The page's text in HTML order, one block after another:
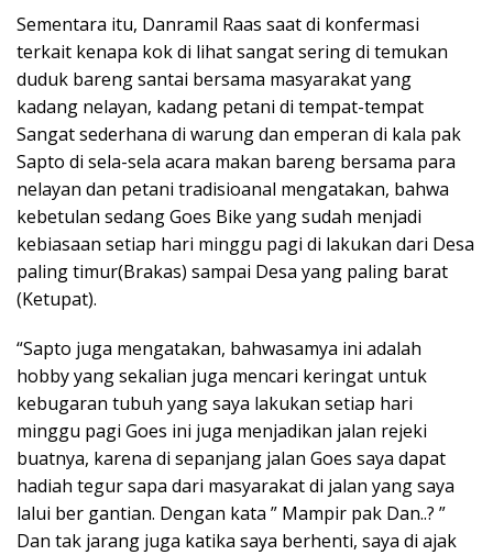
Sementara itu, Danramil Raas saat di konfermasi
terkait kenapa kok di lihat sangat sering di temukan
duduk bareng santai bersama masyarakat yang
kadang nelayan, kadang petani di tempat-tempat
Sangat sederhana di warung dan emperan di kala pak
Sapto di sela-sela acara makan bareng bersama para
nelayan dan petani tradisioanal mengatakan, bahwa
kebetulan sedang Goes Bike yang sudah menjadi
kebiasaan setiap hari minggu pagi di lakukan dari Desa
paling timur(Brakas) sampai Desa yang paling barat
(Ketupat).
“Sapto juga mengatakan, bahwasamya ini adalah
hobby yang sekalian juga mencari keringat untuk
kebugaran tubuh yang saya lakukan setiap hari
minggu pagi Goes ini juga menjadikan jalan rejeki
buatnya, karena di sepanjang jalan Goes saya dapat
hadiah tegur sapa dari masyarakat di jalan yang saya
lalui ber gantian. Dengan kata ” Mampir pak Dan..? ”
Dan tak jarang juga katika saya berhenti, saya di ajak